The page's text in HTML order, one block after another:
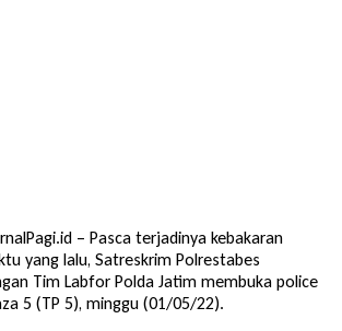
– Pasca terjadinya kebakaran
yang lalu, Satreskrim Polrestabes
Tim Labfor Polda Jatim membuka police
5 (TP 5), minggu (01/05/22).